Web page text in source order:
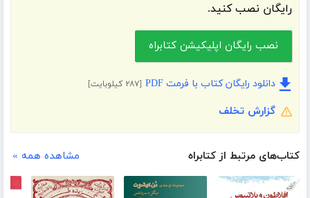
رایگان نصب کنید.
نصب رایگان اپلیکیشن کتابراه
دانلود رایگان کتاب با فرمت PDF [۲۸۷ کیلوبایت]
گزارش تخلف
کتاب‌های مرتبط از کتابراه مشاهده همه »